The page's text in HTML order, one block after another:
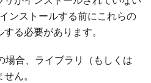
ンストールする前にこれらの
る必要があります。
合、ライブラリ（もしくは
ん。